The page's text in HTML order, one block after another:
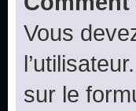
Vous
sur le